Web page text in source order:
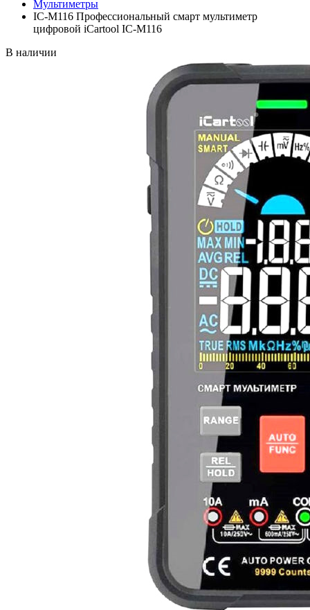
Мультиметры
IC-M116 Профессиональный смарт мультиметр
цифровой iCartool IC-M116
В наличии